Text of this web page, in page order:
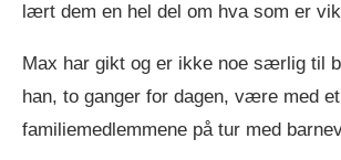
lært dem en hel del om hva som er
Max har gikt og er ikke noe særlig til
han, to ganger for dagen, være med
familiemedlemmene på tur med